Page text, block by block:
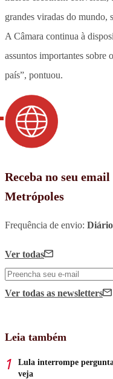
grandes viradas do mundo,
A Câmara continua à
assuntos importantes sobre
país”, pontuou.
Receba no seu
Metrópoles
Frequência de envio: Diário
Ver todas
Ver todas as newsletters
Leia também
Lula interrompe
veja